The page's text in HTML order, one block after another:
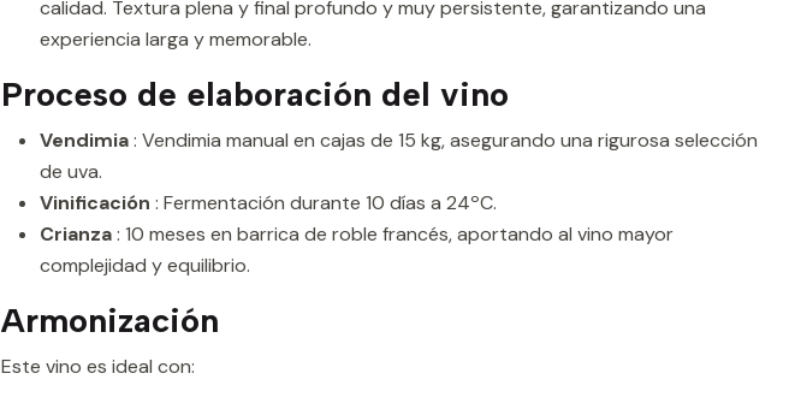
calidad. Textura plena y final profundo y muy persistente, garantizando una
experiencia larga y memorable.
Proceso de elaboración del vino
Vendimia: Vendimia manual en cajas de 15 kg, asegurando una rigurosa selección
de uva.
Vinificación : Fermentación durante 10 días a 24ºC.
Crianza: 10 meses en barrica de roble francés, aportando al vino mayor
complejidad y equilibrio.
Armonización
Este vino es ideal con: